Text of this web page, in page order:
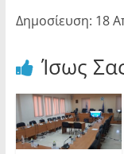
Δημοσίευση: 18
Ίσως